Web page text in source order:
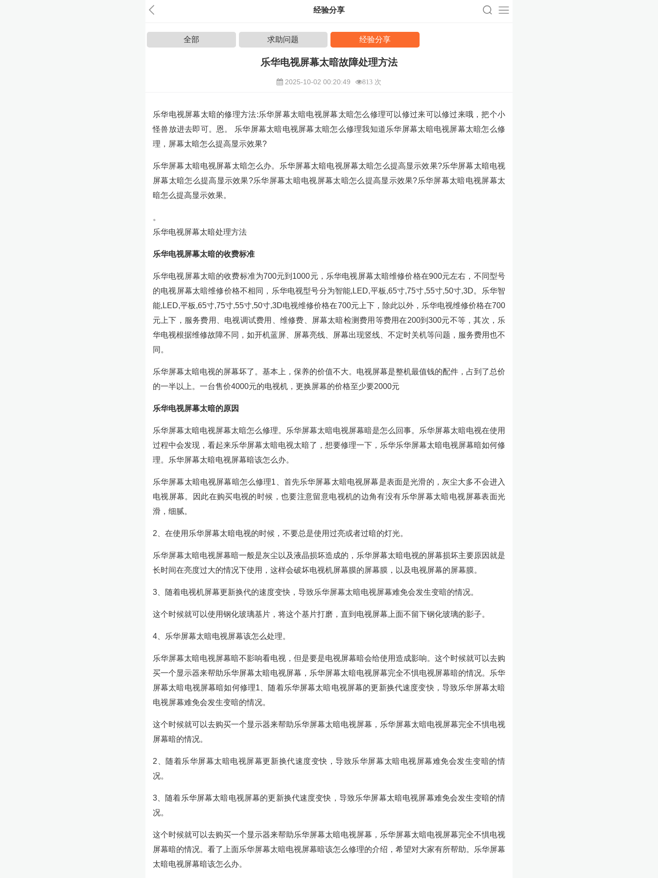
经验分享
全部 求助问题 经验分享
乐华电视屏幕太暗故障处理方法
2025-10-02 00:20:49 813 次
乐华电视屏幕太暗的修理方法:乐华屏幕太暗电视屏幕太暗怎么修理可以修过来可以修过来哦，把个小
怪兽放进去即可。恩。 乐华屏幕太暗电视屏幕太暗怎么修理我知道乐华屏幕太暗电视屏幕太暗怎么修
理，屏幕太暗怎么提高显示效果?
乐华屏幕太暗电视屏幕太暗怎么办。乐华屏幕太暗电视屏幕太暗怎么提高显示效果?乐华屏幕太暗电视
屏幕太暗怎么提高显示效果?乐华屏幕太暗电视屏幕太暗怎么提高显示效果?乐华屏幕太暗电视屏幕太
暗怎么提高显示效果。
。
乐华电视屏幕太暗处理方法
乐华电视屏幕太暗的收费标准
乐华电视屏幕太暗的收费标准为700元到1000元，乐华电视屏幕太暗维修价格在900元左右，不同型号
的电视屏幕太暗维修价格不相同，乐华电视型号分为智能,LED,平板,65寸,75寸,55寸,50寸,3D。乐华智
能,LED,平板,65寸,75寸,55寸,50寸,3D电视维修价格在700元上下，除此以外，乐华电视维修价格在700
元上下，服务费用、电视调试费用、维修费、屏幕太暗检测费用等费用在200到300元不等，其次，乐
华电视根据维修故障不同，如开机蓝屏、屏幕亮线、屏幕出现竖线、不定时关机等问题，服务费用也不
同。
乐华屏幕太暗电视的屏幕坏了。基本上，保养的价值不大。电视屏幕是整机最值钱的配件，占到了总价
的一半以上。一台售价4000元的电视机，更换屏幕的价格至少要2000元
乐华电视屏幕太暗的原因
乐华屏幕太暗电视屏幕太暗怎么修理。乐华屏幕太暗电视屏幕暗是怎么回事。乐华屏幕太暗电视在使用
过程中会发现，看起来乐华屏幕太暗电视太暗了，想要修理一下，乐华乐华屏幕太暗电视屏幕暗如何修
理。乐华屏幕太暗电视屏幕暗该怎么办。
乐华屏幕太暗电视屏幕暗怎么修理1、首先乐华屏幕太暗电视屏幕是表面是光滑的，灰尘大多不会进入
电视屏幕。因此在购买电视的时候，也要注意留意电视机的边角有没有乐华屏幕太暗电视屏幕表面光
滑，细腻。
2、在使用乐华屏幕太暗电视的时候，不要总是使用过亮或者过暗的灯光。
乐华屏幕太暗电视屏幕暗一般是灰尘以及液晶损坏造成的，乐华屏幕太暗电视的屏幕损坏主要原因就是
长时间在亮度过大的情况下使用，这样会破坏电视机屏幕膜的屏幕膜，以及电视屏幕的屏幕膜。
3、随着电视机屏幕更新换代的速度变快，导致乐华屏幕太暗电视屏幕难免会发生变暗的情况。
这个时候就可以使用钢化玻璃基片，将这个基片打磨，直到电视屏幕上面不留下钢化玻璃的影子。
4、乐华屏幕太暗电视屏幕该怎么处理。
乐华屏幕太暗电视屏幕暗不影响看电视，但是要是电视屏幕暗会给使用造成影响。这个时候就可以去购
买一个显示器来帮助乐华屏幕太暗电视屏幕，乐华屏幕太暗电视屏幕完全不惧电视屏幕暗的情况。乐华
屏幕太暗电视屏幕暗如何修理1、随着乐华屏幕太暗电视屏幕的更新换代速度变快，导致乐华屏幕太暗
电视屏幕难免会发生变暗的情况。
这个时候就可以去购买一个显示器来帮助乐华屏幕太暗电视屏幕，乐华屏幕太暗电视屏幕完全不惧电视
屏幕暗的情况。
2、随着乐华屏幕太暗电视屏幕更新换代速度变快，导致乐华屏幕太暗电视屏幕难免会发生变暗的情
况。
3、随着乐华屏幕太暗电视屏幕的更新换代速度变快，导致乐华屏幕太暗电视屏幕难免会发生变暗的情
况。
这个时候就可以去购买一个显示器来帮助乐华屏幕太暗电视屏幕，乐华屏幕太暗电视屏幕完全不惧电视
屏幕暗的情况。看了上面乐华屏幕太暗电视屏幕暗该怎么修理的介绍，希望对大家有所帮助。乐华屏幕
太暗电视屏幕暗该怎么办。